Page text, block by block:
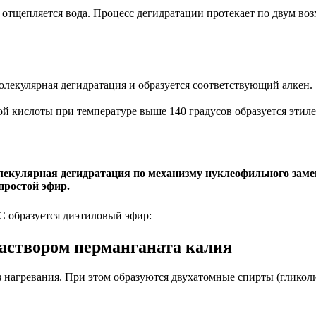
вода. Процесс дегидратации протекает по двум
дегидратация и образуется соответствующий алкен.
кислоты при температуре выше 140 градусов образуется
дегидратация по механизму нуклеофильного
эфир.
образуется диэтиловый эфир:
перманганата калия
При этом образуются двухатомные спирты